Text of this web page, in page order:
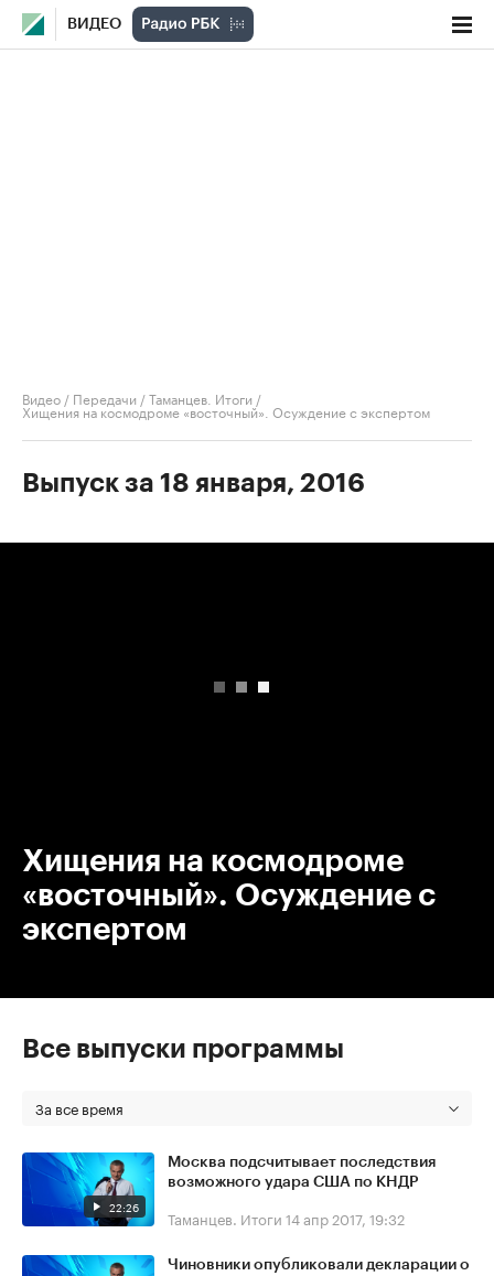
ВИДЕО
Видео / Передачи /Таманцев. Итоги /
Хищения на космодроме «восточный». Осуждение с экспертом
Выпуск за 18 января, 2016
Хищения на космодроме
«восточный». Осуждение с
экспертом
Все выпуски программы
За все время
22:26
Москва подсчитывает последствия
возможного удара США по КНДР
Таманцев. Итоги 14 апр 2017, 19:32
Чиновники опубликовали декларации о